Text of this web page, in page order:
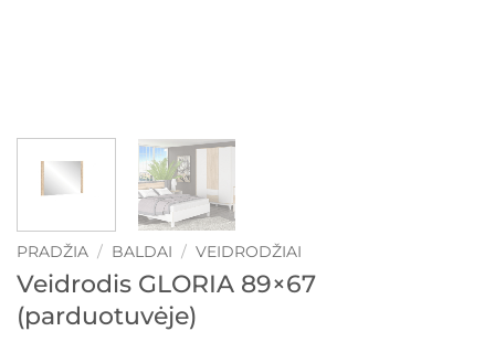
PRADŽIA / BALDAI / VEIDRODŽIAI
Veidrodis GLORIA 89×67
(parduotuvėje)